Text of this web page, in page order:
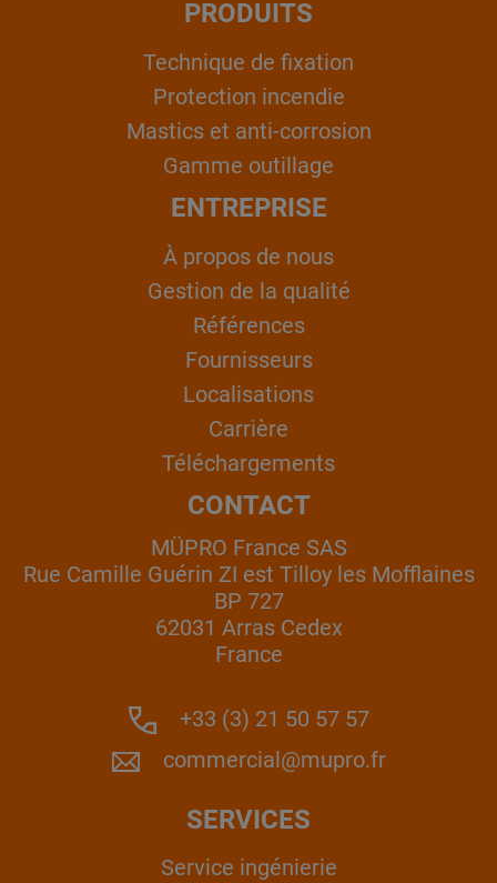
PRODUITS
Technique de fixation
Protection incendie
Mastics et anti-corrosion
Gamme outillage
ENTREPRISE
À propos de nous
Gestion de la qualité
Références
Fournisseurs
Localisations
Carrière
Téléchargements
CONTACT
MÜPRO France SAS
Rue Camille Guérin ZI est Tilloy les Mofflaines
BP 727
62031 Arras Cedex
France
+33 (3) 21 50 57 57
commercial@mupro.fr
SERVICES
Service ingénierie